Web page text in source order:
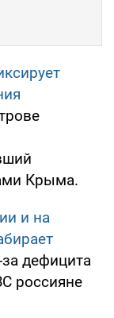
Крыма.
и на
дефицита
россияне